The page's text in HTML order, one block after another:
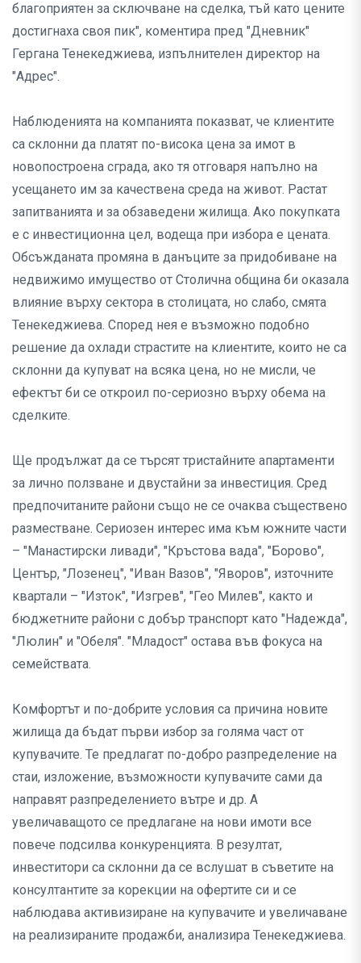
благоприятен за сключване на сделка, тъй като цените
достигнаха своя пик", коментира пред "Дневник"
Гергана Тенекеджиева, изпълнителен директор на
"Адрес".
Наблюденията на компанията показват, че клиентите
са склонни да платят по-висока цена за имот в
новопостроена сграда, ако тя отговаря напълно на
усещането им за качествена среда на живот. Растат
запитванията и за обзаведени жилища. Ако покупката
е с инвестиционна цел, водеща при избора е цената.
Обсъжданата промяна в данъците за придобиване на
недвижимо имущество от Столична община би оказала
влияние върху сектора в столицата, но слабо, смята
Тенекеджиева. Според нея е възможно подобно
решение да охлади страстите на клиентите, които не са
склонни да купуват на всяка цена, но не мисли, че
ефектът би се откроил по-сериозно върху обема на
сделките.
Ще продължат да се търсят тристайните апартаменти
за лично ползване и двустайни за инвестиция. Сред
предпочитаните райони също не се очаква съществено
разместване. Сериозен интерес има към южните части
– "Манастирски ливади", "Кръстова вада", "Борово",
Център, "Лозенец", "Иван Вазов", "Яворов", източните
квартали – "Изток", "Изгрев", "Гео Милев", както и
бюджетните райони с добър транспорт като "Надежда",
"Люлин" и "Обеля". "Младост" остава във фокуса на
семействата.
Комфортът и по-добрите условия са причина новите
жилища да бъдат първи избор за голяма част от
купувачите. Те предлагат по-добро разпределение на
стаи, изложение, възможности купувачите сами да
направят разпределението вътре и др. А
увеличаващото се предлагане на нови имоти все
повече подсилва конкуренцията. В резултат,
инвеститори са склонни да се вслушат в съветите на
консултантите за корекции на офертите си и се
наблюдава активизиране на купувачите и увеличаване
на реализираните продажби, анализира Тенекеджиева.